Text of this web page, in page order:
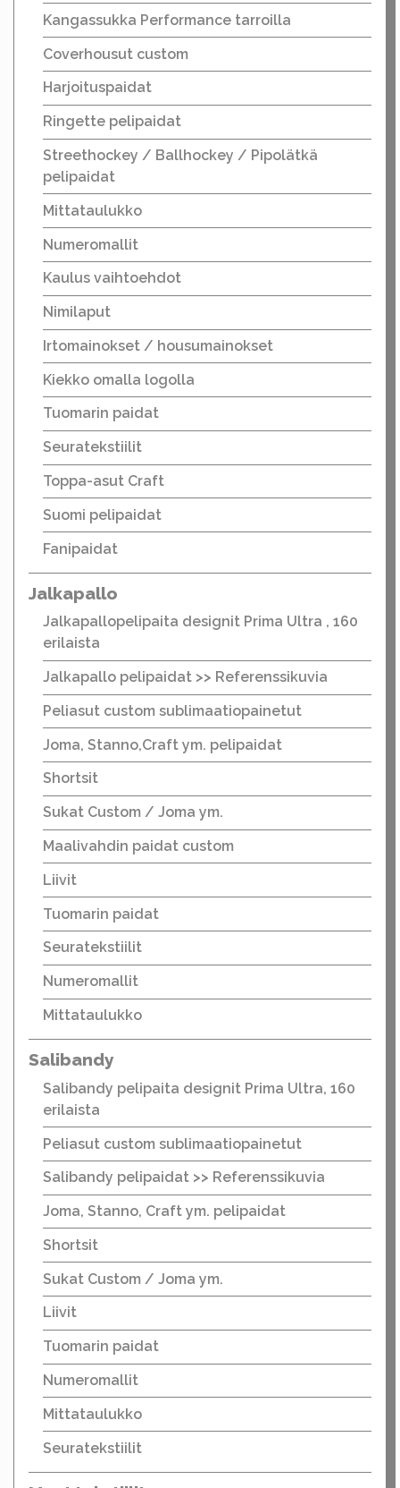
Kangassukka Performance tarroilla
Coverhousut custom
Harjoituspaidat
Ringette pelipaidat
Streethockey / Ballhockey / Pipolätkä
pelipaidat
Mittataulukko
Numeromallit
Kaulus vaihtoehdot
Nimilaput
Irtomainokset / housumainokset
Kiekko omalla logolla
Tuomarin paidat
Seuratekstiilit
Toppa-asut Craft
Suomi pelipaidat
Fanipaidat
Jalkapallo
Jalkapallopelipaita designit Prima Ultra , 160
erilaista
Jalkapallo pelipaidat >> Referenssikuvia
Peliasut custom sublimaatiopainetut
Joma, Stanno,Craft ym. pelipaidat
Shortsit
Sukat Custom / Joma ym.
Maalivahdin paidat custom
Liivit
Tuomarin paidat
Seuratekstiilit
Numeromallit
Mittataulukko
Salibandy
Salibandy pelipaita designit Prima Ultra, 160
erilaista
Peliasut custom sublimaatiopainetut
Salibandy pelipaidat >> Referenssikuvia
Joma, Stanno, Craft ym. pelipaidat
Shortsit
Sukat Custom / Joma ym.
Liivit
Tuomarin paidat
Numeromallit
Mittataulukko
Seuratekstiilit